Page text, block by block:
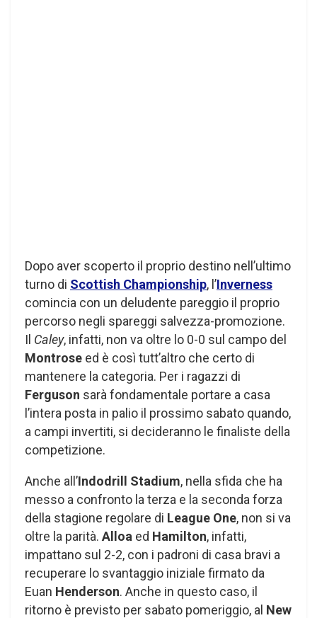
Dopo aver scoperto il proprio destino nell’ultimo
turno di Scottish Championship, l’Inverness
comincia con un deludente pareggio il proprio
percorso negli spareggi salvezza-promozione.
Il Caley, infatti, non va oltre lo 0-0 sul campo del
Montrose ed è così tutt’altro che certo di
mantenere la categoria. Per i ragazzi di
Ferguson sarà fondamentale portare a casa
l’intera posta in palio il prossimo sabato quando,
a campi invertiti, si decideranno le finaliste della
competizione.
Anche all’Indodrill Stadium, nella sfida che ha
messo a confronto la terza e la seconda forza
della stagione regolare di League One, non si va
oltre la parità. Alloa ed Hamilton, infatti,
impattano sul 2-2, con i padroni di casa bravi a
recuperare lo svantaggio iniziale firmato da
Euan Henderson. Anche in questo caso, il
ritorno è previsto per sabato pomeriggio, al New